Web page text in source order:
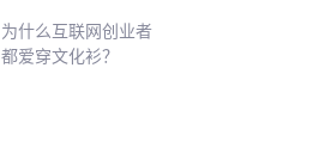
为什么互联网创业者
都爱穿文化衫？